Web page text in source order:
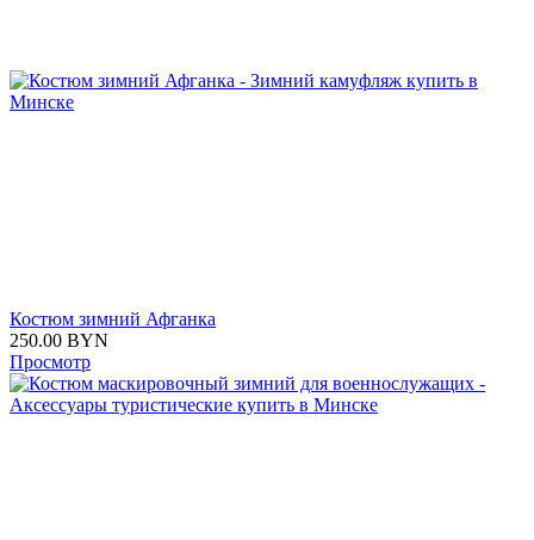
Костюм зимний Афганка
250.00 BYN
Просмотр